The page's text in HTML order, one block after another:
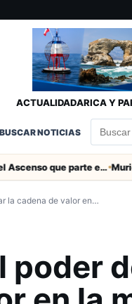
ACTUALIDADARICA Y
BUSCAR NOTICIAS
Toda la Fecha 19 del Ascenso que parte este viernes
la cadena de valor en…
poder